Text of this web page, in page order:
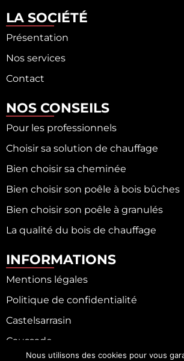
LA SOCIÉTÉ
Présentation
Nos services
Contact
NOS CONSEILS
Pour les professionnels
Choisir sa solution de chauffage
Bien choisir sa cheminée
Bien choisir son poêle à bois bûches
Bien choisir son poêle à granulés
La qualité du bois de chauffage
INFORMATIONS
Mentions légales
Politique de confidentialité
Castelsarrasin
Caussade
Nous utilisons des cookies pour vous